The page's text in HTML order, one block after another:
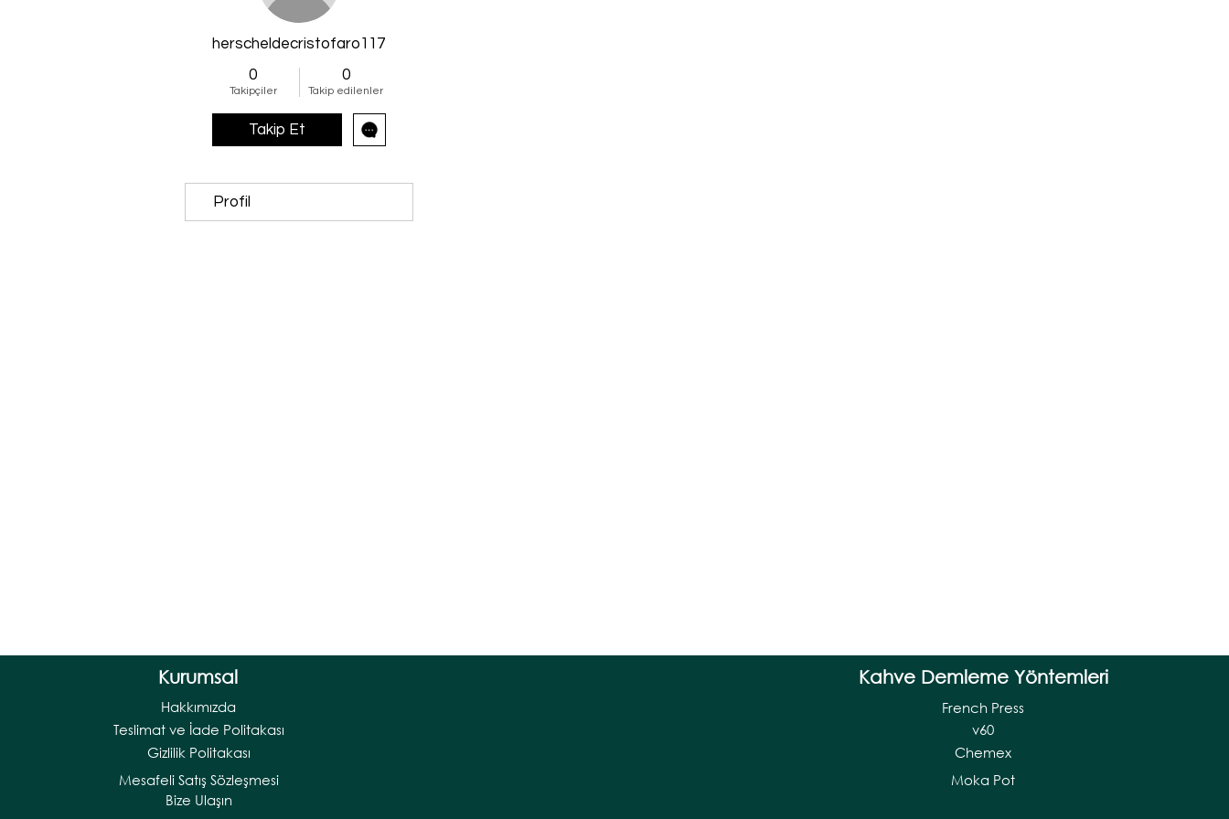
herscheldecristofaro11727095
0
Takipçiler
0
Takip edilenler
Takip Et
Profil
Kurumsal
Hakkımızda
Teslimat ve İade Politakası
Gizlilik Politakası
Mesafeli Satış Sözleşmesi
Kahve Demleme Yöntemleri
French Press
v60
Chemex
Moka Pot
Bize Ulaşın